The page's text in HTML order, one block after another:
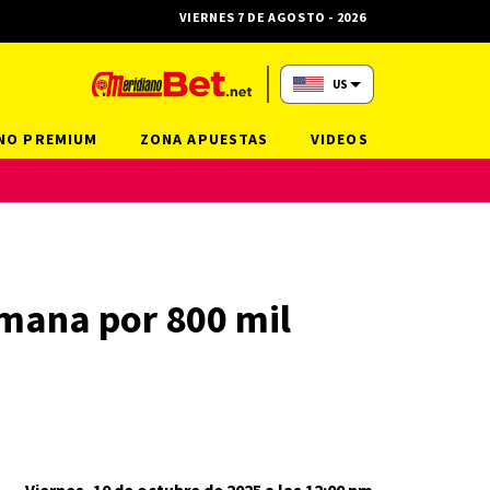
por 800 mil
VIERNES 7 DE AGOSTO - 2026
US
PREMIUM ZONA APUESTAS VIDEOS